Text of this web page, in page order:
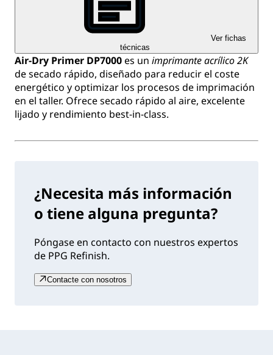
Ver fichas
técnicas
Air-Dry Primer DP7000es un imprimante acrílico 2K
de secado rápido, diseñado para reducir el coste
energético y optimizar los procesos de imprimación
en el taller. Ofrece secado rápido al aire, excelente
lijado y rendimiento best-in-class.
¿Necesita más información
o tiene alguna pregunta?
Póngase en contacto con nuestros expertos
de PPG Refinish.
Contacte con nosotros